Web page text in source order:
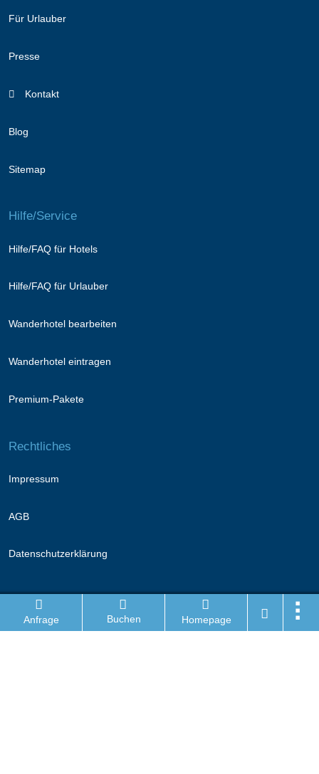
Anfrage Buchen Homepage
Für Urlauber
Presse
Kontakt
Blog
Sitemap
Hilfe/Service
Hilfe/FAQ für Hotels
Hilfe/FAQ für Urlauber
Wanderhotel bearbeiten
Wanderhotel eintragen
Premium-Pakete
Rechtliches
Impressum
AGB
Datenschutzerklärung
Folge uns
Facebook